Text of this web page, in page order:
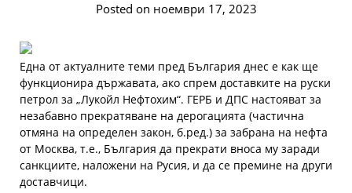
Posted on ноември 17, 2023
Една от актуалните теми пред България днес е как ще
функционира държавата, ако спрем доставките на руски
петрол за „Лукойл Нефтохим“. ГЕРБ и ДПС настояват за
незабавно прекратяване на дерогацията (частична
отмяна на определен закон, б.ред.) за забрана на нефта
от Москва, т.е., България да прекрати вноса му заради
санкциите, наложени на Русия, и да се премине на други
доставчици.